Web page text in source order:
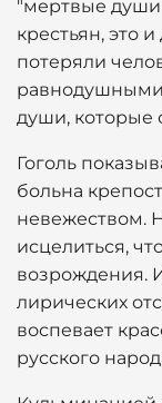
"мертвые
крестьян, это
потеряли
души, которые
Гоголь
больна
невежеством.
исцелиться,
возрождения.
лирических
воспевает
русского